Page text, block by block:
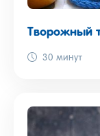
Творожный
30 минут